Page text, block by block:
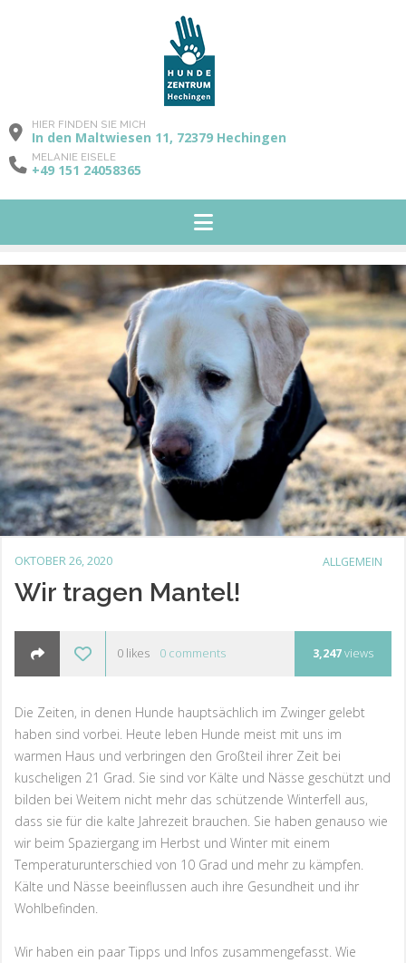
HIER FINDEN SIE MICH
In den Maltwiesen 11, 72379 Hechingen
MELANIE EISELE
+49 151 24058365
ALLGEMEIN
OKTOBER 26, 2020
Wir tragen Mantel!
0 likes 0comments 3,247views
Die Zeiten, in denen Hunde hauptsächlich im Zwinger gelebt
haben sind vorbei. Heute leben Hunde meist mit uns im
warmen Haus und verbringen den Großteil ihrer Zeit bei
kuscheligen 21 Grad. Sie sind vor Kälte und Nässe geschützt und
bilden bei Weitem nicht mehr das schützende Winterfell aus,
dass sie für die kalte Jahrezeit brauchen. Sie haben genauso wie
wir beim Spaziergang im Herbst und Winter mit einem
Temperaturunterschied von 10 Grad und mehr zu kämpfen.
Kälte und Nässe beeinflussen auch ihre Gesundheit und ihr
Wohlbefinden.
Wir haben ein paar Tipps und Infos zusammengefasst. Wie